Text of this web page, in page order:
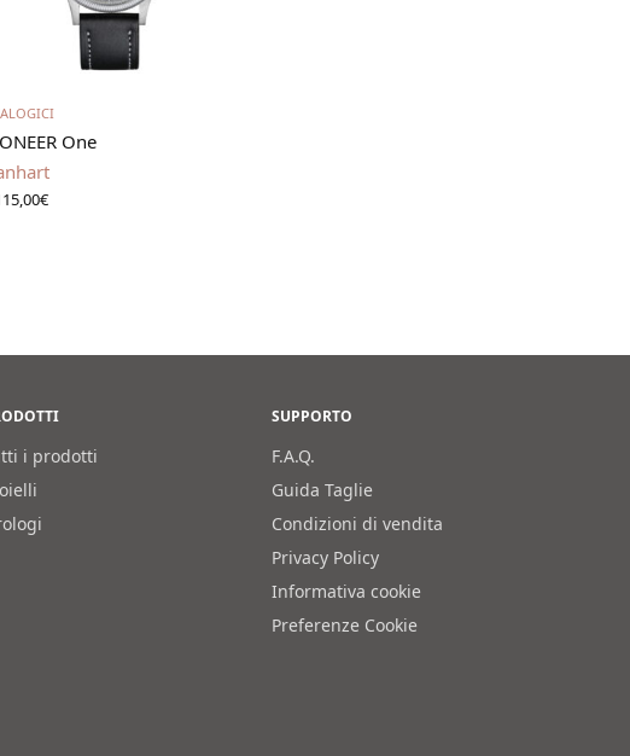
One
€
i prodotti
SUPPORTO
F.A.Q.
Guida Taglie
Condizioni di vendita
Privacy Policy
Informativa cookie
Preferenze Cookie